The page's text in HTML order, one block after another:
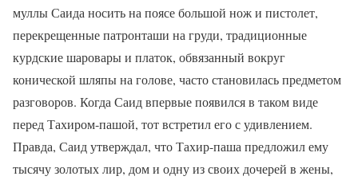
муллы Саида носить на поясе большой нож и пистолет,
перекрещенные патронташи на груди, традиционные
курдские шаровары и платок, обвязанный вокруг
конической шляпы на голове, часто становилась предметом
разговоров. Когда Саид впервые появился в таком виде
перед Тахиром-пашой, тот встретил его с удивлением.
Правда, Саид утверждал, что Тахир-паша предложил ему
тысячу золотых лир, дом и одну из своих дочерей в жены,